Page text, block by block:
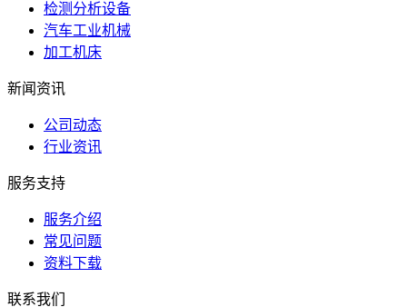
检测分析设备
汽车工业机械
加工机床
新闻资讯
公司动态
行业资讯
服务支持
服务介绍
常见问题
资料下载
联系我们